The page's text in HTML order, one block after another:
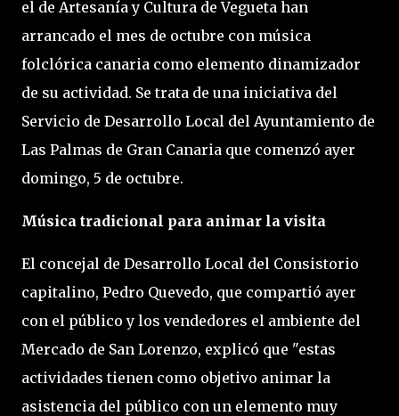
el de Artesanía y Cultura de Vegueta han
arrancado el mes de octubre con música
folclórica canaria como elemento dinamizador
de su actividad. Se trata de una iniciativa del
Servicio de Desarrollo Local del Ayuntamiento de
Las Palmas de Gran Canaria que comenzó ayer
domingo, 5 de octubre.
Música tradicional para animar la visita
El concejal de Desarrollo Local del Consistorio
capitalino, Pedro Quevedo, que compartió ayer
con el público y los vendedores el ambiente del
Mercado de San Lorenzo, explicó que "estas
actividades tienen como objetivo animar la
asistencia del público con un elemento muy